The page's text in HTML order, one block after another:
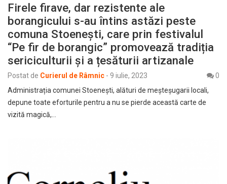
Firele firave, dar rezistente ale
borangicului s-au întins astăzi peste
comuna Stoenești, care prin festivalul
“Pe fir de borangic” promovează tradiția
sericiculturii și a țesăturii artizanale
Postat de Curierul de Râmnic - 9 iulie, 2023
0
Administrația comunei Stoenești, alături de meșteșugarii locali,
depune toate eforturile pentru a nu se pierde această carte de
vizită magică,…